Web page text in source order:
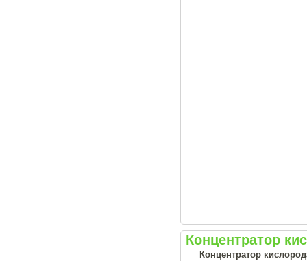
Концентратор
Концентратор